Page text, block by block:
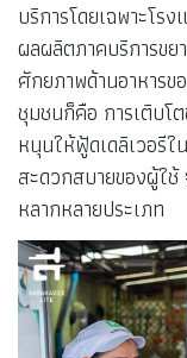
บริการโดยเฉพาะโร
ผลผลิตภาคบริการขย
ศักยภาพด้านอาหาร
ชุมชนก็คือ การเติบโ
หนุนให้ฟู้ดเดลิเวอรีใ
สะดวกสบายของผู้ใ
หลากหลายประเภท